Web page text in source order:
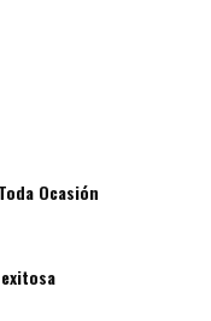
Ocasión